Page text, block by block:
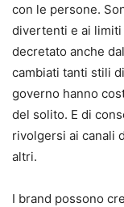
con le persone.
divertenti e ai limiti
decretato anche
cambiati tanti stili
governo hanno
del solito. E di
rivolgersi ai canali
altri.
I brand possono